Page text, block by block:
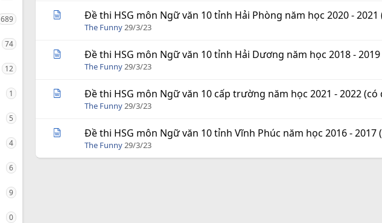
689
74
12
1
5
4
6
9
0
Đề thi HSG môn Ngữ văn 10 tỉnh Hải Phòng năm học 2020 - 2021
The Funny29/3/23
Đề thi HSG môn Ngữ văn 10 tỉnh Hải Dương năm học 2018 -
The Funny29/3/23
Đề thi HSG môn Ngữ văn 10 cấp trường năm học 2021 - 2022 (có
The Funny29/3/23
Đề thi HSG môn Ngữ văn 10 tỉnh Vĩnh Phúc năm học 2016 - 2017
The Funny29/3/23